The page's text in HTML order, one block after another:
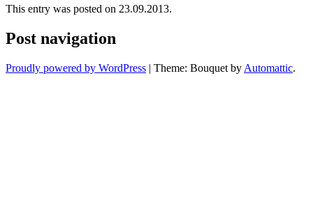
This entry was posted on 23.09.2013.
Post navigation
Proudly powered by WordPress | Theme: Bouquet by Automattic.